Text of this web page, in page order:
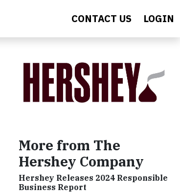
CONTACT US LOGIN
More from The
Hershey Company
Hershey Releases 2024 Responsible
Business Report